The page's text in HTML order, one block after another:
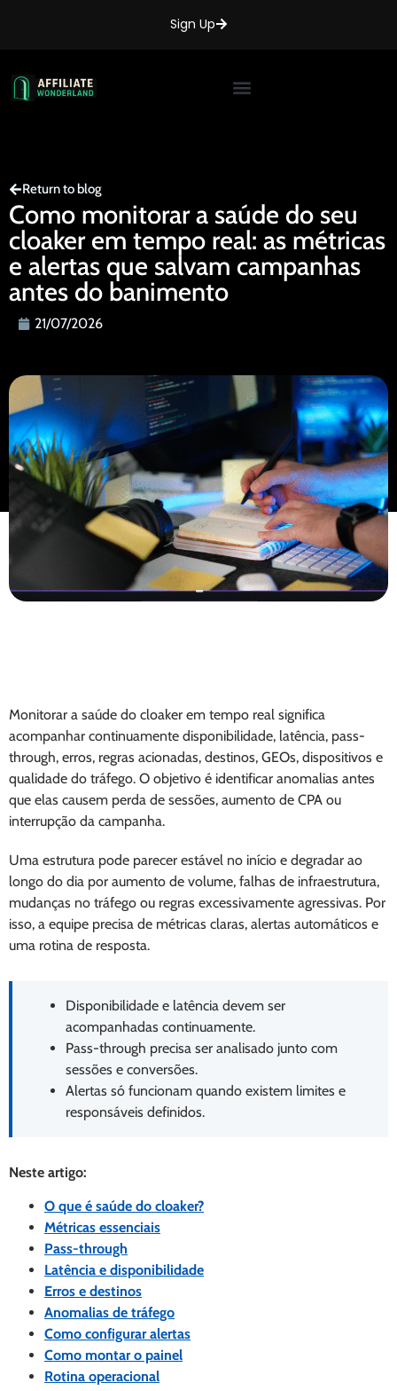
Sign Up
Return to blog
Como monitorar a saúde do seu
cloaker em tempo real: as métricas
e alertas que salvam campanhas
antes do banimento
21/07/2026
Monitorar a saúde do cloaker em tempo real significa
acompanhar continuamente disponibilidade, latência, pass-
through, erros, regras acionadas, destinos, GEOs, dispositivos e
qualidade do tráfego. O objetivo é identificar anomalias antes
que elas causem perda de sessões, aumento de CPA ou
interrupção da campanha.
Uma estrutura pode parecer estável no início e degradar ao
longo do dia por aumento de volume, falhas de infraestrutura,
mudanças no tráfego ou regras excessivamente agressivas. Por
isso, a equipe precisa de métricas claras, alertas automáticos e
uma rotina de resposta.
Disponibilidade e latência devem ser
acompanhadas continuamente.
Pass-through precisa ser analisado junto com
sessões e conversões.
Alertas só funcionam quando existem limites e
responsáveis definidos.
Neste artigo:
O que é saúde do cloaker?
Métricas essenciais
Pass-through
Latência e disponibilidade
Erros e destinos
Anomalias de tráfego
Como configurar alertas
Como montar o painel
Rotina operacional